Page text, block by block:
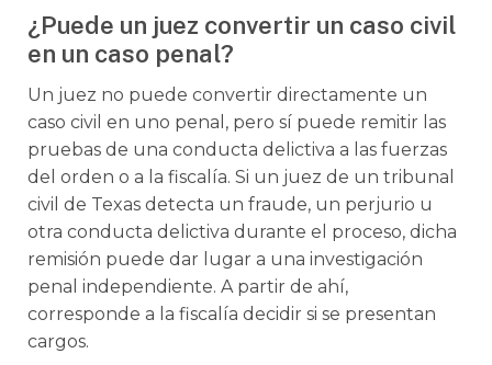
¿Puede un juez convertir un caso civil
en un caso penal?
Un juez no puede convertir directamente un
caso civil en uno penal, pero sí puede remitir las
pruebas de una conducta delictiva a las fuerzas
del orden o a la fiscalía. Si un juez de un tribunal
civil de Texas detecta un fraude, un perjurio u
otra conducta delictiva durante el proceso, dicha
remisión puede dar lugar a una investigación
penal independiente. A partir de ahí,
corresponde a la fiscalía decidir si se presentan
cargos.